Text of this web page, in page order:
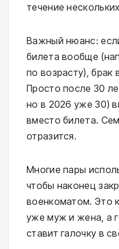
течение
Важный нюанс:
билета вообще
по возрасту), брак
Просто после 30
но в 2026 уже 30)
вместо билета.
отразится.
Многие пары
чтобы наконец
военкоматом. Это
уже муж и жена, а
ставит галочку в